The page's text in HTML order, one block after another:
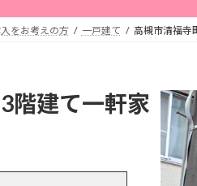
をお考えの方 一戸建て 高槻市清福寺
階建て一軒家